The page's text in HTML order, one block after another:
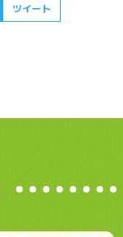
ツイート